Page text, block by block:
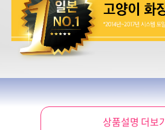
상품설명 더보기